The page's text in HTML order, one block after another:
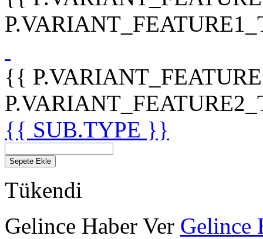
{{
{{ SUB.TYPE }}
Sepete Ekle
Tükendi
Gelince Haber Ver Gelince